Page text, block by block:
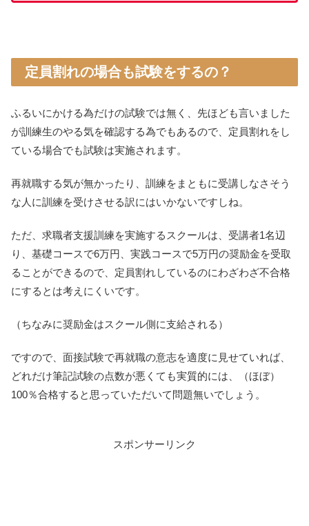
定員割れの場合も試験をするの？
ふるいにかける為だけの試験では無く、先ほども言いました
が訓練生のやる気を確認する為でもあるので、定員割れをし
ている場合でも試験は実施されます。
再就職する気が無かったり、訓練をまともに受講しなさそう
な人に訓練を受けさせる訳にはいかないですしね。
ただ、求職者支援訓練を実施するスクールは、受講者1名辺
り、基礎コースで6万円、実践コースで5万円の奨励金を受取
ることができるので、定員割れしているのにわざわざ不合格
にするとは考えにくいです。
（ちなみに奨励金はスクール側に支給される）
ですので、面接試験で再就職の意志を適度に見せていれば、
どれだけ筆記試験の点数が悪くても実質的には、（ほぼ）
100％合格すると思っていただいて問題無いでしょう。
スポンサーリンク